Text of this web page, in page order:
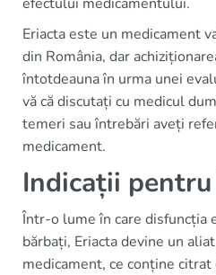
Eriacta este un medicament
din România, dar
întotdeauna în urma unei
vă că discutați cu medicul
temeri sau întrebări aveți
medicament.
Indicații
Într-o lume în care disfuncția
bărbați, Eriacta devine un
medicament, ce conține